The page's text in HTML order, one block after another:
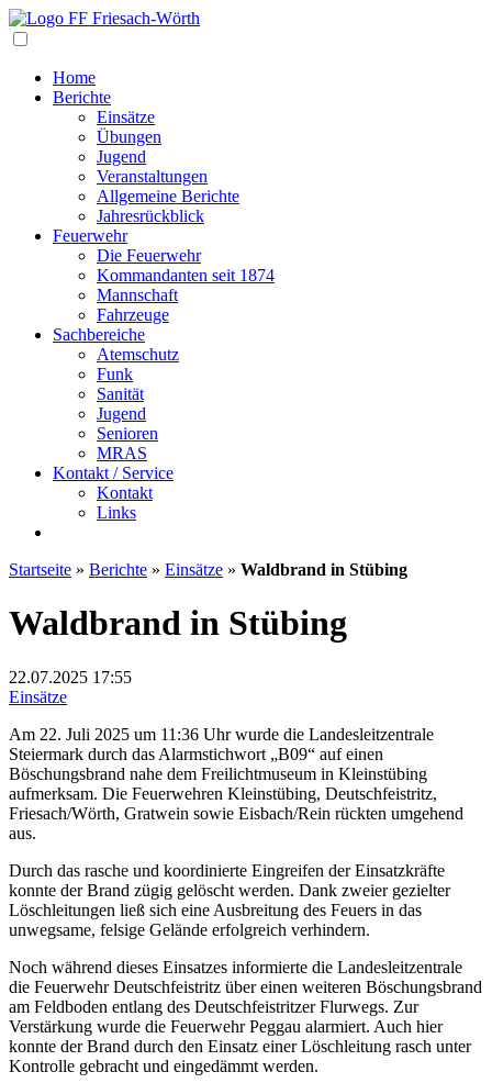
Home
Berichte
Einsätze
Übungen
Jugend
Veranstaltungen
Allgemeine Berichte
Jahresrückblick
Feuerwehr
Die Feuerwehr
Kommandanten seit 1874
Mannschaft
Fahrzeuge
Sachbereiche
Atemschutz
Funk
Sanität
Jugend
Senioren
MRAS
Kontakt / Service
Kontakt
Links
Startseite » Berichte » Einsätze » Waldbrand in Stübing
Waldbrand in Stübing
22.07.2025 17:55
Einsätze
Am 22. Juli 2025 um 11:36 Uhr wurde die Landesleitzentrale
Steiermark durch das Alarmstichwort „B09“ auf einen
Böschungsbrand nahe dem Freilichtmuseum in Kleinstübing
aufmerksam. Die Feuerwehren Kleinstübing, Deutschfeistritz,
Friesach/Wörth, Gratwein sowie Eisbach/Rein rückten umgehend
aus.
Durch das rasche und koordinierte Eingreifen der Einsatzkräfte
konnte der Brand zügig gelöscht werden. Dank zweier gezielter
Löschleitungen ließ sich eine Ausbreitung des Feuers in das
unwegsame, felsige Gelände erfolgreich verhindern.
Noch während dieses Einsatzes informierte die Landesleitzentrale
die Feuerwehr Deutschfeistritz über einen weiteren Böschungsbrand
am Feldboden entlang des Deutschfeistritzer Flurwegs. Zur
Verstärkung wurde die Feuerwehr Peggau alarmiert. Auch hier
konnte der Brand durch den Einsatz einer Löschleitung rasch unter
Kontrolle gebracht und eingedämmt werden.